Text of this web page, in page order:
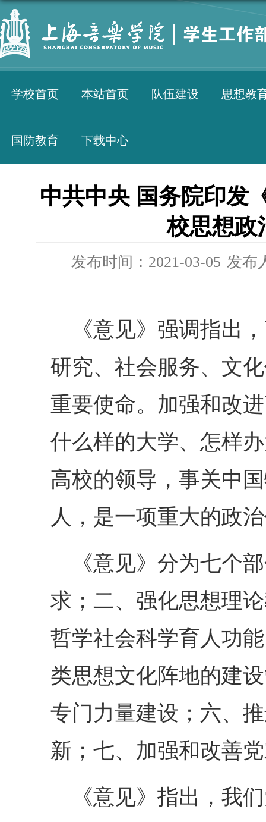
学校首页 本站首页 队伍建设 思想教
国防教育 下载中心
中共中央 国务院印发
校思想政
发布时间：2021-03-05 发布
《意见》强调指出
研究、社会服务、文
重要使命。加强和改
什么样的大学、怎样
高校的领导，事关中
人，是一项重大的政
《意见》分为七个
求；二、强化思想理
哲学社会科学育人功
类思想文化阵地的建
专门力量建设；六、
新；七、加强和改善
《意见》指出，我